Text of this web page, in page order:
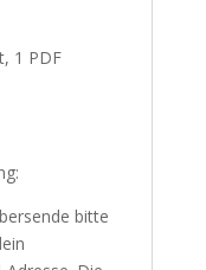
999
PDF